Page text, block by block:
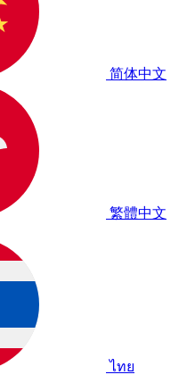
简体中文
繁體中文
ไทย